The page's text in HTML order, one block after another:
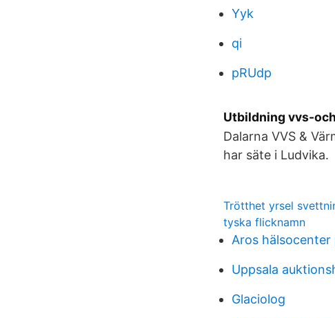
Yyk
qi
pRUdp
Utbildning vvs-
Dalarna VVS &
har säte i Ludvika.
Trötthet yrsel
tyska flicknamn
Aros hälsocenter
Uppsala
Glaciolog